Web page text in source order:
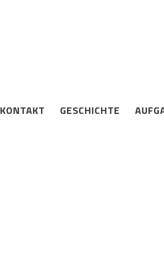
KONTAKT GESCHICHTE